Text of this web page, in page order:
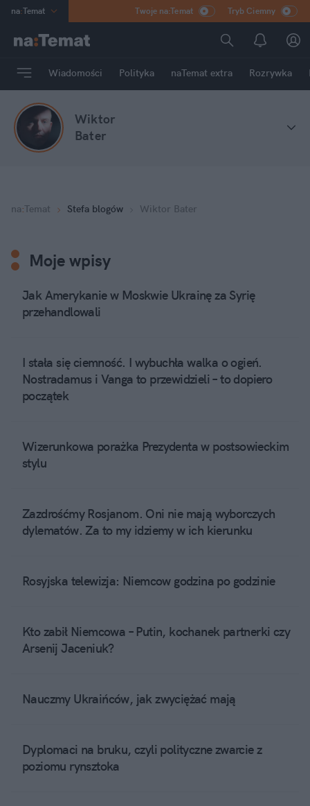
na:Temat
Poland
mama
HERO
Rozrywka
Twoje na:Temat Tryb Ciemny
Wiadomości Polityka naTemat extra Rozrywka
Wiktor
Bater
na:Temat Stefa blogów Wiktor Bater
Moje wpisy
Jak Amerykanie w Moskwie Ukrainę za Syrię
przehandlowali
I stała się ciemność. I wybuchła walka o ogień.
Nostradamus i Vanga to przewidzieli – to dopiero
początek
Wizerunkowa porażka Prezydenta w postsowieckim
stylu
Zazdrośćmy Rosjanom. Oni nie mają wyborczych
dylematów. Za to my idziemy w ich kierunku
Rosyjska telewizja: Niemcow godzina po godzinie
Kto zabił Niemcowa – Putin, kochanek partnerki czy
Arsenij Jaceniuk?
Nauczmy Ukraińców, jak zwyciężać mają
Dyplomaci na bruku, czyli polityczne zwarcie z
poziomu rynsztoka